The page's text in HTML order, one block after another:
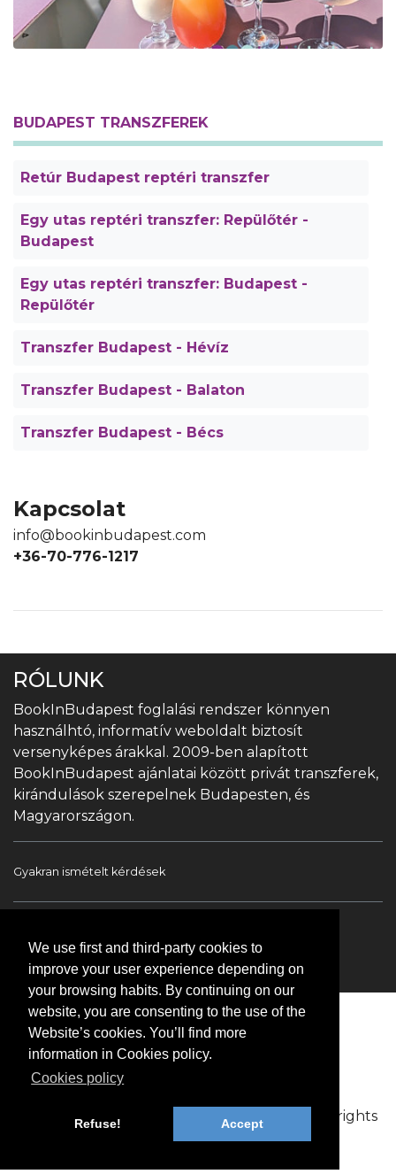
We use first and third-party cookies to
improve your user experience depending on
your browsing habits. By continuing on our
website, you are consenting to the use of the
Website’s cookies. You’ll find more
information in Cookies policy.
Cookies policy
Refuse! Accept
BUDAPEST TRANSZFEREK
Retúr Budapest reptéri transzfer
Egy utas reptéri transzfer: Repülőtér -
Budapest
Egy utas reptéri transzfer: Budapest -
Repülőtér
Transzfer Budapest - Hévíz
Transzfer Budapest - Balaton
Transzfer Budapest - Bécs
Kapcsolat
info@bookinbudapest.com
+36-70-776-1217
RÓLUNK
BookInBudapest foglalási rendszer könnyen
használhtó, informatív weboldalt biztosít
versenyképes árakkal. 2009-ben alapított
BookInBudapest ajánlatai között privát transzferek,
kirándulások szerepelnek Budapesten, és
Magyarországon.
Gyakran ismételt kérdések
Túrák & Kirándulások Transzfer Kapcsolat
Copyright © 2009-2026 BookinBudapest | All rights